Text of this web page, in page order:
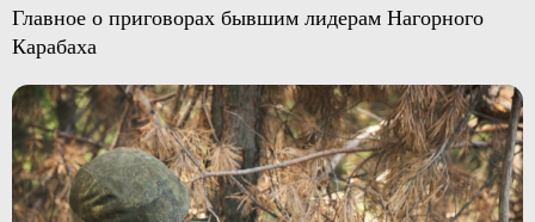
Главное о приговорах бывшим лидерам Нагорного
Карабаха